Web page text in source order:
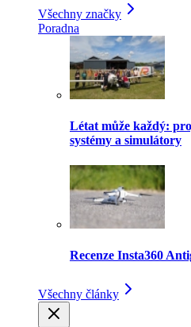
Všechny značky
Poradna
Létat může každý:
systémy a simulátory
Recenze Insta360
Všechny články